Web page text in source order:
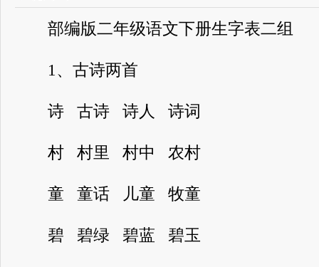
部编版二年级语文下册生字表二组
1、古诗两首
诗 古诗 诗人 诗词
村 村里 村中 农村
童 童话 儿童 牧童
碧 碧绿 碧蓝 碧玉